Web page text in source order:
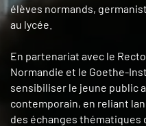
élèves normands,
au lycée.
En partenariat avec le
Normandie et le Goethe-
sensibiliser le jeune public
contemporain, en reliant
des échanges thématiques